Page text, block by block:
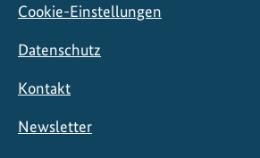
Cookie-Einstellungen
Datenschutz
Kontakt
Newsletter